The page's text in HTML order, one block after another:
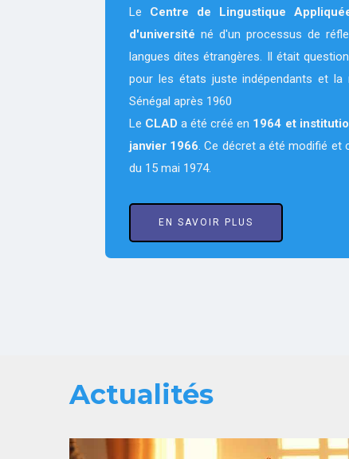
Le Centre de Lingustique
d'université né d'un processus de
langues dites étrangères. Il était
pour les états juste indépendants et
Sénégal après 1960
Le CLAD a été créé en 1964 et
janvier 1966. Ce décret a été modifié et
du 15 mai 1974.
EN SAVOIR PLUS
Actualités